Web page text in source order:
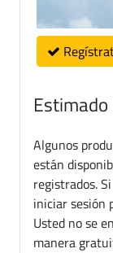
Algunos
están
registrados.
iniciar sesión
Usted no se
manera